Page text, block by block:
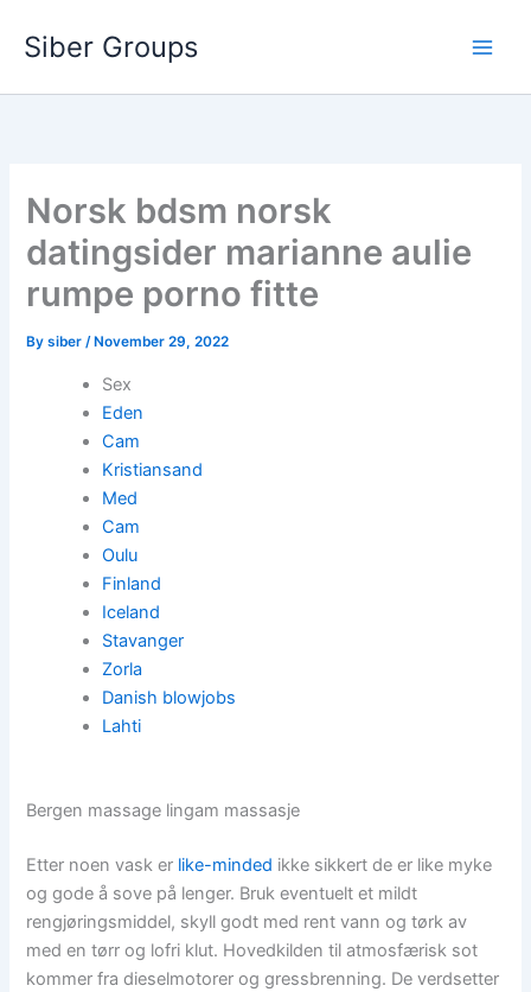
Siber Groups
Norsk bdsm norsk
datingsider marianne aulie
rumpe porno fitte
Bysiber/ November 29, 2022
Sex
Eden
Cam
Kristiansand
Med
Cam
Oulu
Finland
Iceland
Stavanger
Zorla
Danish blowjobs
Lahti
Bergen massage lingam massasje
Etter noen vask er like-minded ikke sikkert de er like myke
og gode å sove på lenger. Bruk eventuelt et mildt
rengjøringsmiddel, skyll godt med rent vann og tørk av
med en tørr og lofri klut. Hovedkilden til atmosfærisk sot
kommer fra dieselmotorer og gressbrenning. De verdsetter